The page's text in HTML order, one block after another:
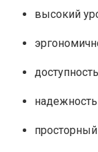
высокий